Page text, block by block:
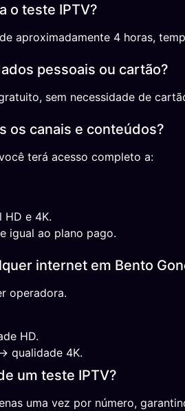
o teste IPTV?
aproximadamente 4 horas,
pessoais ou cartão?
sem necessidade de
os canais e conteúdos?
terá acesso completo a:
HD e 4K.
igual ao plano pago.
internet em Bento
operadora.
HD.
qualidade 4K.
um teste IPTV?
uma vez por número,